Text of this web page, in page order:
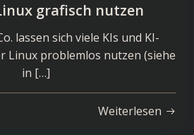
grafisch nutzen
lassen sich viele KIs und KI-
Linux problemlos nutzen (siehe
in […]
Weiterlesen